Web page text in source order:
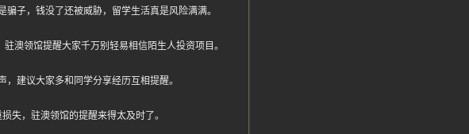
子，钱没了还被威胁，留学生活真是风险满满。
澳领馆提醒大家千万别轻易相信陌生人投资项目。
建议大家多和同学分享经历互相提醒。
失，驻澳领馆的提醒来得太及时了。